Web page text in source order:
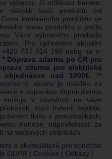
výbavou či odlišnou barvou.
několik kusů produktu od
konkrétního produktu se
stavu produktu a počtu
Vámi vybraného produktu
Pro upřesnění aktuální
+420 737 814 199 nebo na e-
* Doprava zdarma po ČR pro
zdarma pro elektrické
nad 1000€. **
či skútru je uváděn za
s kapacitou doporučenou
v závislosti na váze
stáří baterií, teplotě,
tlaku v pneumatikách,
nenese odpovědnost za
na webových stránkách.
a akumulátorů pro konečné
GDPR | Cookies | Odkazy|